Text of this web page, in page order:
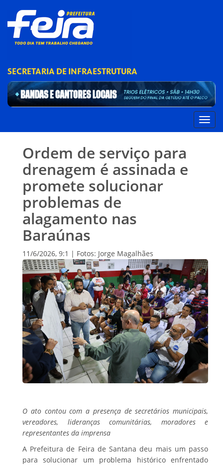
SECRETARIA DE INFRAESTRUTURA
Ordem de serviço para
drenagem é assinada e
promete solucionar
problemas de
alagamento nas
Baraúnas
11/6/2026, 9:1 | Fotos: Jorge Magalhães
O ato contou com a presença de secretários municipais,
vereadores, lideranças comunitárias, moradores e
representantes da imprensa
A Prefeitura de Feira de Santana deu mais um passo
para solucionar um problema histórico enfrentado